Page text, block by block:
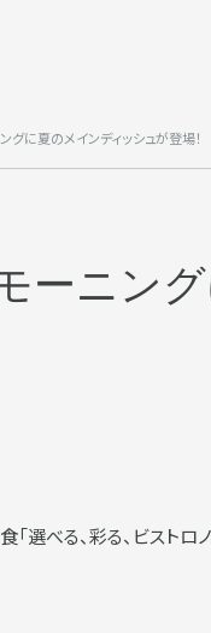
グに夏のメインディッシュが登場！
ーニン
選べる、彩る、ビスト